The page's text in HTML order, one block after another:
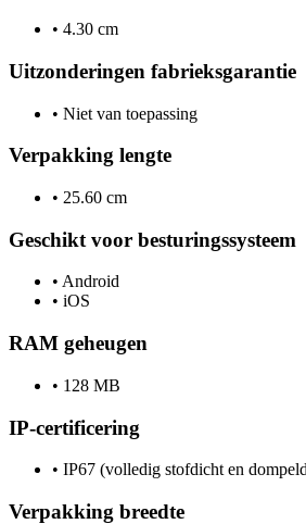
• 4.30 cm
Uitzonderingen fabrieksgarantie
• Niet van toepassing
Verpakking lengte
• 25.60 cm
Geschikt voor besturingssysteem
• Android
• iOS
RAM geheugen
• 128 MB
IP-certificering
• IP67 (volledig stofdicht en
Verpakking breedte